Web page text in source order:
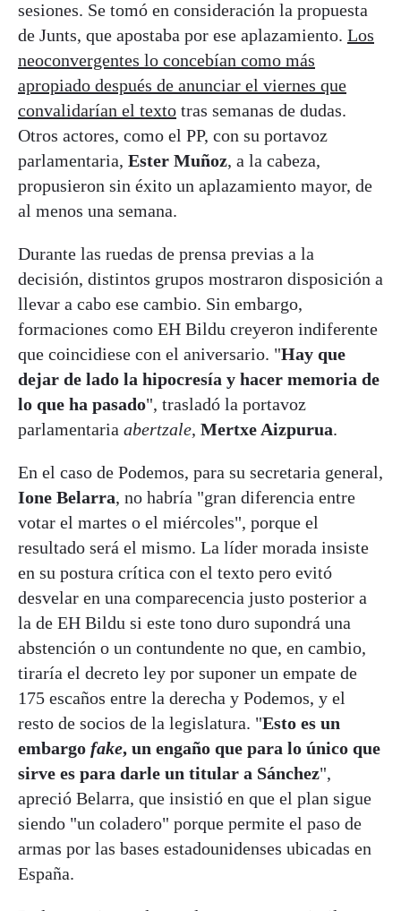
sesiones. Se tomó en consideración la propuesta
de Junts, que apostaba por ese aplazamiento. Los
neoconvergentes lo concebían como más
apropiado después de anunciar el viernes que
convalidarían el texto tras semanas de dudas.
Otros actores, como el PP, con su portavoz
parlamentaria, Ester Muñoz, a la cabeza,
propusieron sin éxito un aplazamiento mayor, de
al menos una semana.
Durante las ruedas de prensa previas a la
decisión, distintos grupos mostraron disposición a
llevar a cabo ese cambio. Sin embargo,
formaciones como EH Bildu creyeron indiferente
que coincidiese con el aniversario. "Hay que
dejar de lado la hipocresía y hacer memoria de
lo que ha pasado", trasladó la portavoz
parlamentaria abertzale, Mertxe Aizpurua.
En el caso de Podemos, para su secretaria general,
Ione Belarra, no habría "gran diferencia entre
votar el martes o el miércoles", porque el
resultado será el mismo. La líder morada insiste
en su postura crítica con el texto pero evitó
desvelar en una comparecencia justo posterior a
la de EH Bildu si este tono duro supondrá una
abstención o un contundente no que, en cambio,
tiraría el decreto ley por suponer un empate de
175 escaños entre la derecha y Podemos, y el
resto de socios de la legislatura. "Esto es un
embargo fake, un engaño que para lo único que
sirve es para darle un titular a Sánchez",
apreció Belarra, que insistió en que el plan sigue
siendo "un coladero" porque permite el paso de
armas por las bases estadounidenses ubicadas en
España.